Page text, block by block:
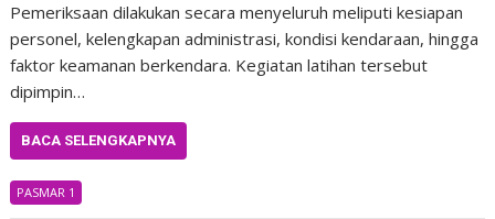
Pemeriksaan dilakukan secara menyeluruh meliputi kesiapan
personel, kelengkapan administrasi, kondisi kendaraan, hingga
faktor keamanan berkendara. Kegiatan latihan tersebut
dipimpin…
BACA SELENGKAPNYA
PASMAR 1